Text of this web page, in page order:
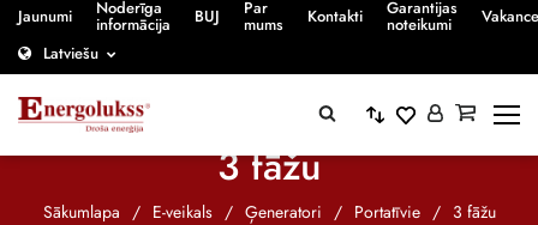
Jaunumi Noderīga
informācija BUJ Par
mums Kontakti Garantijas
noteikumi
Latviešu
3 fāžu
Sākumlapa / E-veikals / Ģeneratori / Portatīvie / 3 fāžu